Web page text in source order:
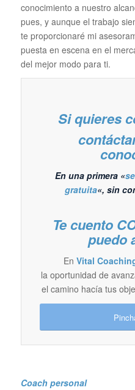
conocimiento a nuestro
pues, y aunque el trabajo
te proporcionaré mi
puesta en escena en el
del mejor modo para ti.
Si quieres
En una primera «
gratuita«, sin
Te cuento
puedo
En Vital
la oportunidad de
el camino hacía tus
Coach personal